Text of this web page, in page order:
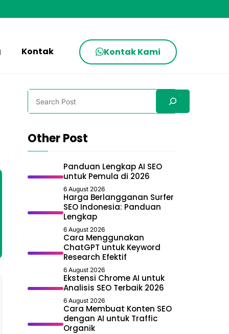
Kontak Kontak Kami
Search
Other Post
Panduan Lengkap AI SEO
untuk Pemula di 2026
6 August 2026
Harga Berlangganan Surfer
SEO Indonesia: Panduan
Lengkap
6 August 2026
Cara Menggunakan
ChatGPT untuk Keyword
Research Efektif
6 August 2026
Ekstensi Chrome AI untuk
Analisis SEO Terbaik 2026
6 August 2026
Cara Membuat Konten SEO
dengan AI untuk Traffic
Organik